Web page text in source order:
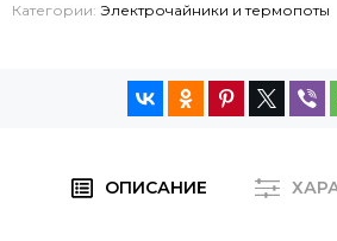
Категории: Электрочайники и термопоты
ОПИСАНИЕ